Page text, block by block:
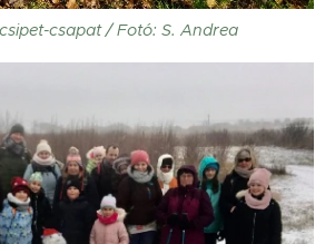
csapat / Fotó: S. Andrea